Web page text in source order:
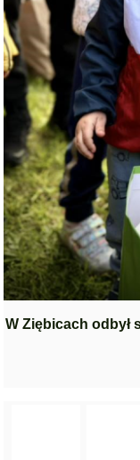
W Ziębicach odbył